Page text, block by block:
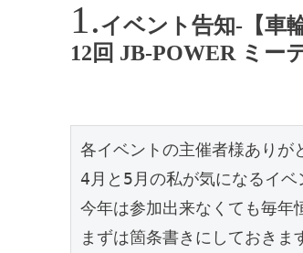
イベント告知-【車
12回 JB-POWER ミー
各イベントの主催者様ありが
4月と5月の私が気になるイベ
今年は参加出来なくても毎年
まずは箇条書きにしておきま